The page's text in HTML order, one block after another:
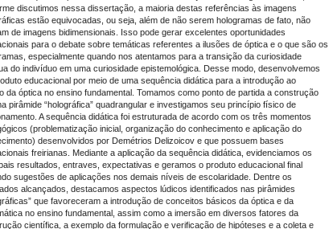
discutimos nessa dissertação, a maioria destas referências às imagens
estão equivocadas, ou seja, além de não serem hologramas de fato, não
de imagens bidimensionais. Isso pode gerar excelentes oportunidades
para o debate sobre temáticas referentes a ilusões de óptica e o que são os
especialmente quando nos atentamos para a transição da curiosidade
do indivíduo em uma curiosidade epistemológica. Desse modo, desenvolvemos
educacional por meio de uma sequência didática para a introdução ao
da óptica no ensino fundamental. Tomamos como ponto de partida a construção
pirâmide “holográfica” quadrangular e investigamos seu princípio físico de
A sequência didática foi estruturada de acordo com os três momentos
(problematização inicial, organização do conhecimento e aplicação do
desenvolvidos por Demétrios Delizoicov e que possuem bases
freirianas. Mediante a aplicação da sequência didática, evidenciamos os
resultados, entraves, expectativas e geramos o produto educacional final
sugestões de aplicações nos demais níveis de escolaridade. Dentre os
alcançados, destacamos aspectos lúdicos identificados nas pirâmides
que favoreceram a introdução de conceitos básicos da óptica e da
no ensino fundamental, assim como a imersão em diversos fatores da
científica, a exemplo da formulação e verificação de hipóteses e a coleta e